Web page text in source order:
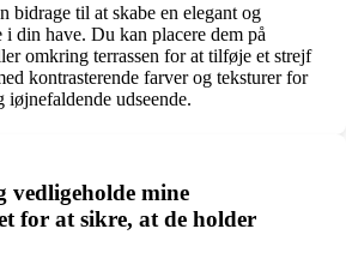
bidrage til at skabe en elegant og
din have. Du kan placere dem på
omkring terrassen for at tilføje et strejf
kontrasterende farver og teksturer for
iøjnefaldende udseende.
vedligeholde mine
for at sikre, at de holder